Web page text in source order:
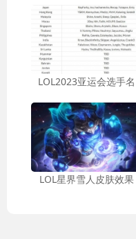
LOL2023亚运会选手名
LOL星界雪人皮肤效果